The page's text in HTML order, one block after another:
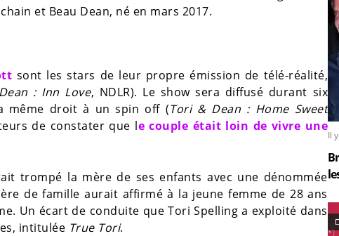
et Beau Dean, né en mars 2017.
sont les stars de leur propre émission de télé-réalité,
: Inn Love, NDLR). Le show sera diffusé durant six
même droit à un spin off (Tori & Dean : Home Sweet
de constater que le couple était loin de vivre une
trompé la mère de ses enfants avec une dénommée
de famille aurait affirmé à la jeune femme de 28 ans
Un écart de conduite que Tori Spelling a exploité dans
intitulée True Tori.
Il